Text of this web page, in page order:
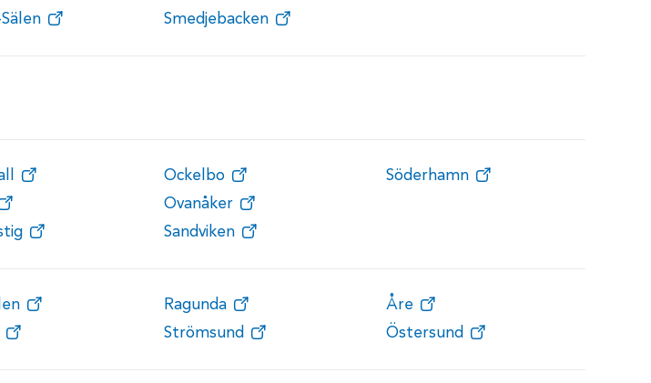
Smedjebacken
Ockelbo
Ovanåker
Sandviken
Söderhamn
Ragunda
Strömsund
Åre
Östersund